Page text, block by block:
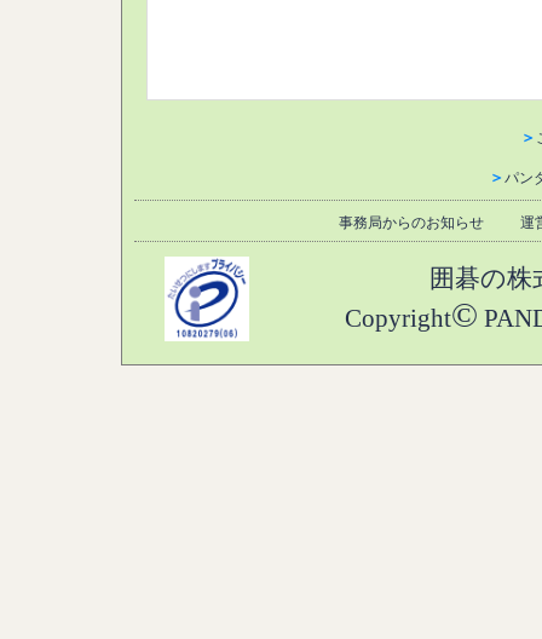
＞
＞ パン
事務局からのお知らせ 運
囲碁の
Copyright©